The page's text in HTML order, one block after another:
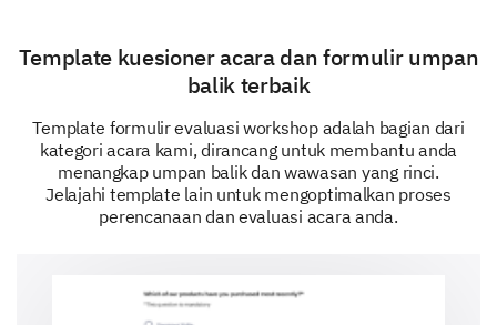
What is your primary job function?
Other:
How many years of experience do you have in
your current field?
Template kuesioner acara dan formulir umpan
balik terbaik
Template formulir evaluasi workshop adalah bagian dari
kategori acara kami, dirancang untuk membantu anda
menangkap umpan balik dan wawasan yang rinci.
Jelajahi template lain untuk mengoptimalkan proses
perencanaan dan evaluasi acara anda.